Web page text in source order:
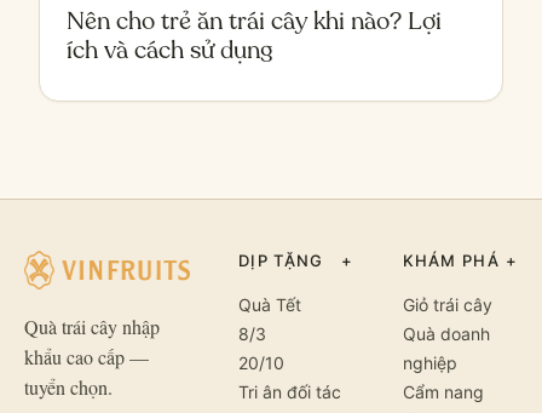
Nên cho trẻ ăn trái cây khi nào? Lợi
ích và cách sử dụng
Quà trái cây nhập
khẩu cao cấp —
tuyển chọn.
DỊP TẶNG +
Quà Tết
8/3
20/10
Tri ân đối tác
KHÁM PHÁ +
Giỏ trái cây
Quà doanh
nghiệp
Cẩm nang